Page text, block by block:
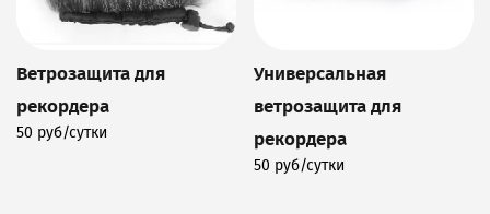
Ветрозащита для
рекордера
50 руб/сутки
Универсальная
ветрозащита для
рекордера
50 руб/сутки